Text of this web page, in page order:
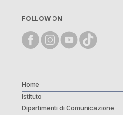
FOLLOW ON
Home
Istituto
Dipartimenti di Comunicazione